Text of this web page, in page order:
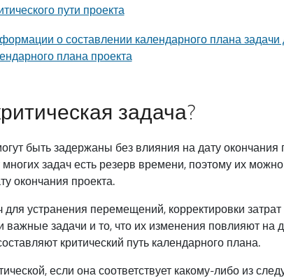
пути проекта
о составлении календарного плана задачи
плана проекта
задача?
быть задержаны без влияния на дату окончания
задач есть резерв времени, поэтому их
окончания проекта.
устранения перемещений, корректировки
важные задачи и то, что их изменения повлияют на
критический путь календарного плана.
если она соответствует какому-либо из